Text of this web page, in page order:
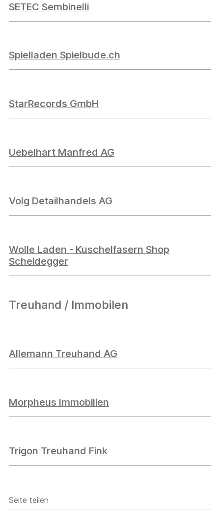
SETEC Sembinelli
Spielladen Spielbude.ch
StarRecords GmbH
Uebelhart Manfred AG
Volg Detailhandels AG
Wolle Laden - Kuschelfasern Shop
Scheidegger
Treuhand / Immobilen
Allemann Treuhand AG
Morpheus Immobilien
Trigon Treuhand Fink
Seite teilen
Seite teilen
Facebook
Twitter